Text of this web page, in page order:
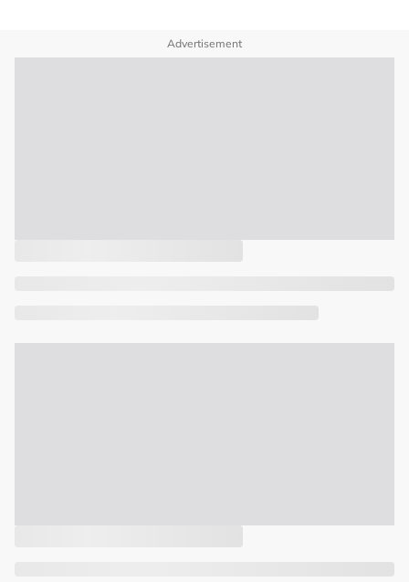
Advertisement